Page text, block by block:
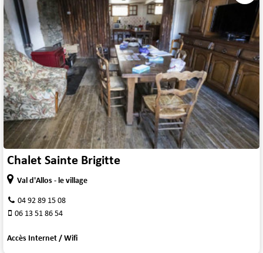
Chalet Sainte Brigitte
Val d'Allos - le village
04 92 89 15 08
06 13 51 86 54
Accès Internet / Wifi